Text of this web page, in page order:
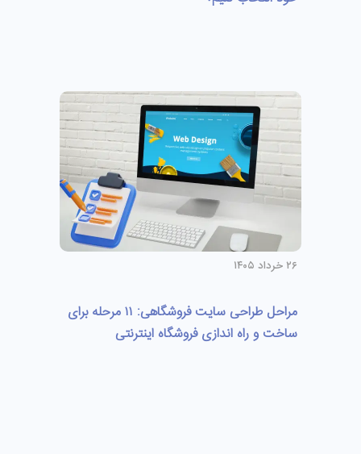
۲۶ خرداد ۱۴۰۵
مراحل طراحی سایت فروشگاهی: ۱۱ مرحله برای
ساخت و راه اندازی فروشگاه اینترنتی